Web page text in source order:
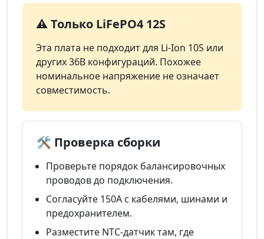
⚠️ Только LiFePO4 12S
Эта плата не подходит для Li-Ion 10S или
других 36В конфигураций. Похожее
номинальное напряжение не означает
совместимость.
🛠️ Проверка сборки
Проверьте порядок балансировочных
проводов до подключения.
Согласуйте 150А с кабелями, шинами и
предохранителем.
Разместите NTC-датчик там, где